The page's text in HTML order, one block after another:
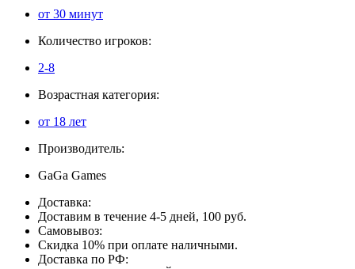
от 30 минут
Количество игроков:
2-8
Возрастная категория:
от 18 лет
Производитель:
GaGa Games
Доставка:
Доставим в течение 4-5 дней, 100 руб.
Самовывоз:
Скидка 10% при оплате наличными.
Доставка по РФ: